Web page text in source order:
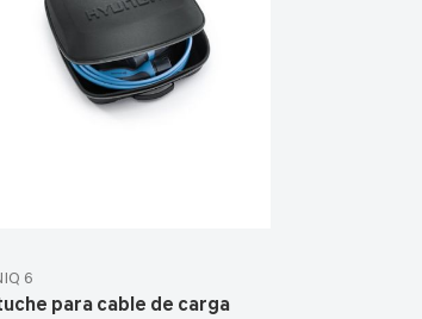
6
para cable de carga